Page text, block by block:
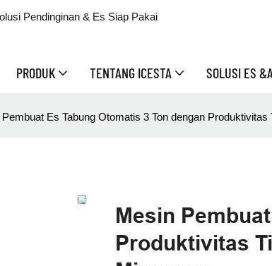
Pendinginan & Es Siap Pakai
PRODUK TENTANG ICESTA SOLUSI ES
Es Tabung Otomatis 3 Ton dengan
Mesin
Produktivitas